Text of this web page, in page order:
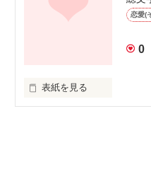
恋愛(
0
表紙を見る